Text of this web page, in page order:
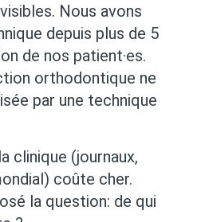
Nous avons
depuis plus de 5
de nos patient·es.
orthodontique ne
par une technique
clinique (journaux,
coûte cher.
la question: de qui